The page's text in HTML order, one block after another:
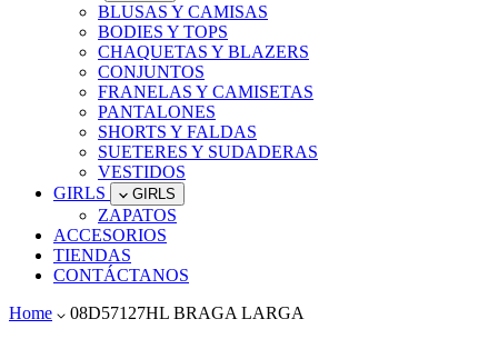
BLUSAS Y CAMISAS
BODIES Y TOPS
CHAQUETAS Y BLAZERS
CONJUNTOS
FRANELAS Y CAMISETAS
PANTALONES
SHORTS Y FALDAS
SUETERES Y SUDADERAS
VESTIDOS
GIRLS
GIRLS
ZAPATOS
ACCESORIOS
TIENDAS
CONTÁCTANOS
Home
08D57127HL BRAGA LARGA